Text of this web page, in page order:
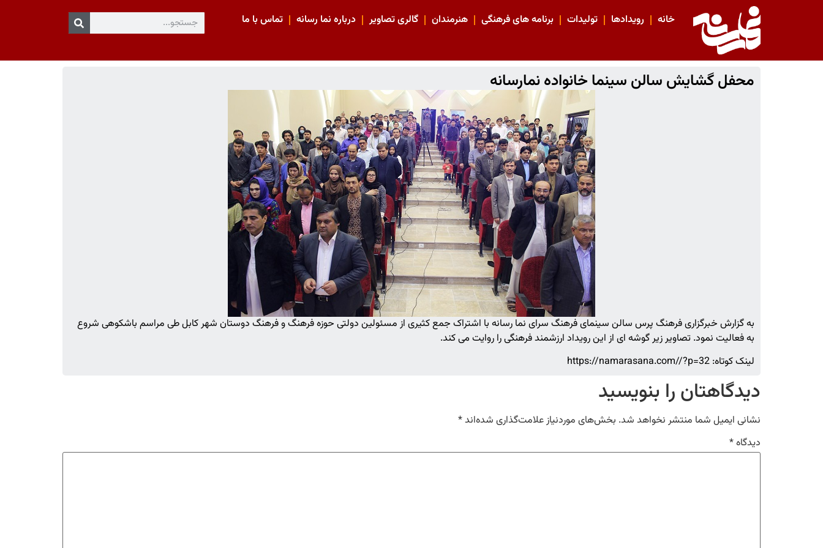
خانه رویدادها تولیدات برنامه های فرهنگی هنرمندان گالری تصاویر درباره نما رسانه تماس با ما
محفل گشایش سالن سینما خانواده نمارسانه
به گزارش خبرگزاری فرهنگ پرس سالن سینمای فرهنگ سرای نما رسانه با اشتراک جمع کثیری از مسئولین دولتی حوزه فرهنگ و فرهنگ دوستان شهر کابل طی مراسم باشکوهی شروع
به فعالیت نمود. تصاویر زیر گوشه ای از این رویداد ارزشمند فرهنگی را روایت می کند.
لینک کوتاه: https://namarasana.com//?p=32
دیدگاهتان را بنویسید
نشانی ایمیل شما منتشر نخواهد شد. بخش‌های موردنیاز علامت‌گذاری شده‌اند*
دیدگاه*